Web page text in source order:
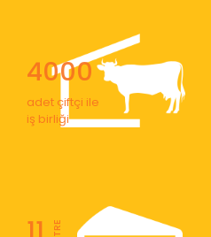
4000
adet çiftçi ile
iş birliği
LİTRE